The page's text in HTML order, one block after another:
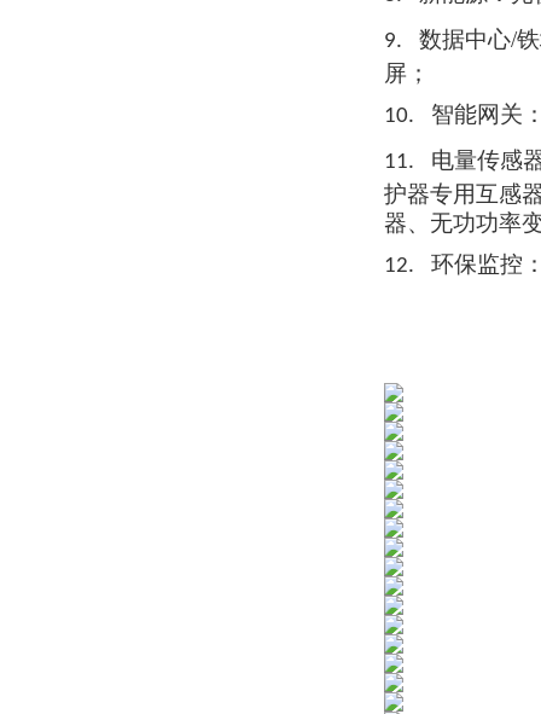
9.
数据中心/
屏；
10. 智能网关
11.
电量传感
护器专用互感
器、无功功率
12. 环保监控